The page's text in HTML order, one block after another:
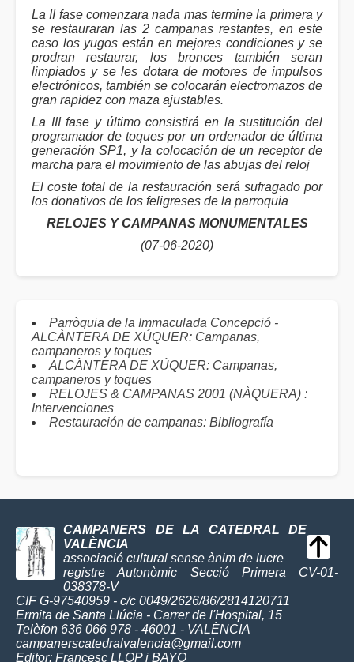
La II fase comenzara nada mas termine la primera y
se restauraran las 2 campanas restantes, en este
caso los yugos están en mejores condiciones y se
prodran restaurar, los bronces también seran
limpiados y se les dotara de motores de impulsos
electrónicos, también se colocarán electromazos de
gran rapidez con maza ajustables.
La III fase y último consistirá en la sustitución del
programador de toques por un ordenador de última
generación SP1, y la colocación de un receptor de
marcha para el movimiento de las abujas del reloj
El coste total de la restauración será sufragado por
los donativos de los feligreses de la parroquia
RELOJES Y CAMPANAS MONUMENTALES
(07-06-2020)
Parròquia de la Immaculada Concepció -
ALCÀNTERA DE XÚQUER: Campanas,
campaneros y toques
ALCÀNTERA DE XÚQUER: Campanas,
campaneros y toques
RELOJES & CAMPANAS 2001 (NÀQUERA) :
Intervenciones
Restauración de campanas: Bibliografía
CAMPANERS DE LA CATEDRAL DE
VALÈNCIA
associació cultural sense ànim de lucre
registre Autonòmic Secció Primera CV-01-
038378-V
CIF G-97540959 - c/c 0049/2626/86/2814120711
Ermita de Santa Llúcia - Carrer de l'Hospital, 15
Telèfon 636 066 978 - 46001 - VALÈNCIA
campanerscatedralvalencia@gmail.com
Editor: Francesc LLOP i BAYO